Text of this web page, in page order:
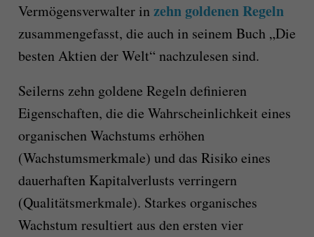
Vermögensverwalter inzehn goldenen Regeln
zusammengefasst, die auch in seinem Buch „Die
besten Aktien der Welt“ nachzulesen sind.
Seilerns zehn goldene Regeln definieren
Eigenschaften, die die Wahrscheinlichkeit eines
organischen Wachstums erhöhen
(Wachstumsmerkmale) und das Risiko eines
dauerhaften Kapitalverlusts verringern
(Qualitätsmerkmale). Starkes organisches
Wachstum resultiert aus den ersten vier